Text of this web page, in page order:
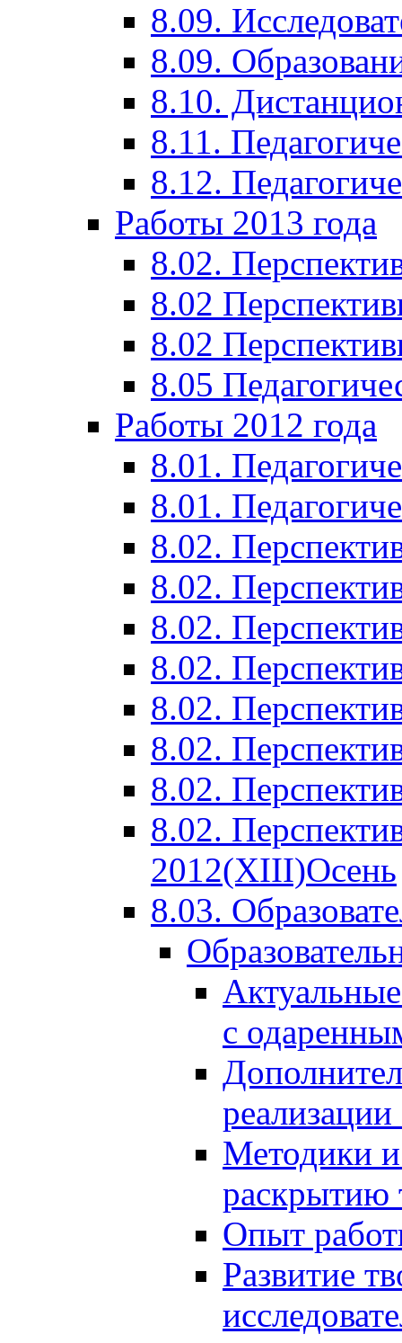
8.09.
8.09.
8.10.
8.11.
8.12.
Работы 2013 года
8.02.
8.02
8.02
8.05
Работы 2012 года
8.01.
8.01.
8.02.
8.02.
8.02.
8.02.
8.02.
8.02.
8.02.
8.02.
2012(XIII)Осень
8.03.
с
Методики
раскрытию
Опыт
Развитие